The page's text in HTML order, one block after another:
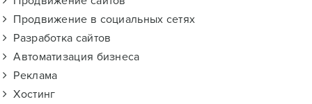
Продвижение в социальных сетях
Разработка сайтов
Автоматизация бизнеса
Реклама
Хостинг